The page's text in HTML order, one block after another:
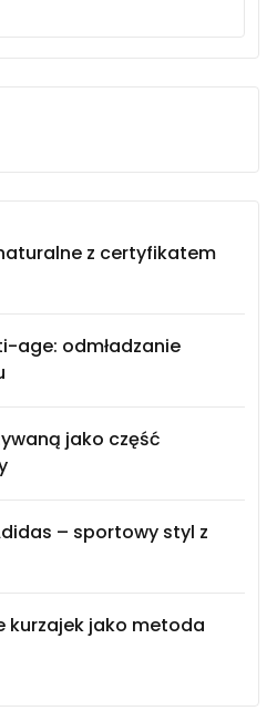
z certyfikatem
age: odmładzanie
jako część
– sportowy styl z
kurzajek jako metoda